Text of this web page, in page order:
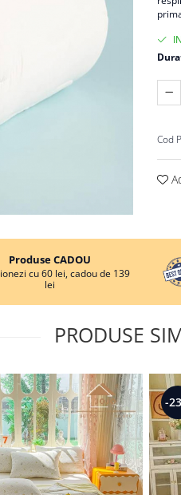
Cod
Produse CADOU
cu 60 lei, cadou de 139
lei
PRODUSE
-